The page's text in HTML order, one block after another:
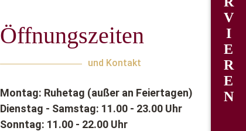
V
I
E
R
E
N
Öffnungszeiten
und Kontakt
Montag: Ruhetag (außer an Feiertagen)
Dienstag - Samstag: 11.00 - 23.00 Uhr
Sonntag: 11.00 - 22.00 Uhr